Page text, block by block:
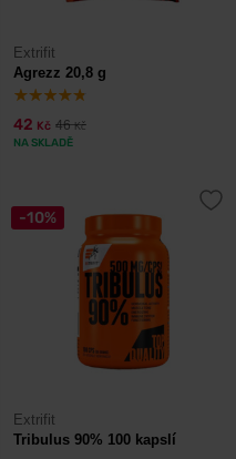
Extrifit
Agrezz 20,8 g
42 Kč 46Kč
NA SKLADĚ
-10%
Extrifit
Tribulus 90% 100 kapslí